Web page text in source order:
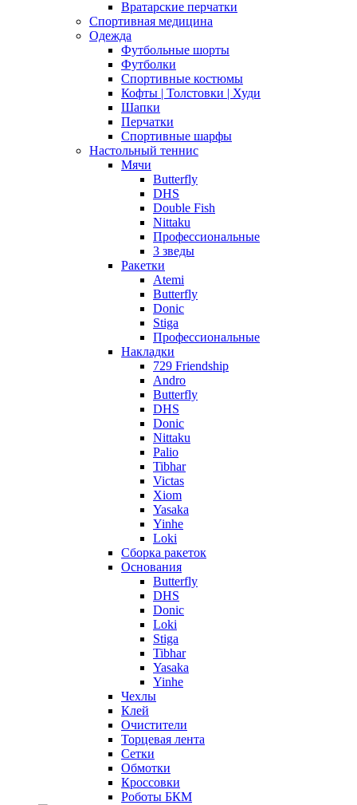
Вратарские перчатки
Спортивная медицина
Одежда
Футбольные шорты
Футболки
Спортивные костюмы
Кофты | Толстовки | Худи
Шапки
Перчатки
Спортивные шарфы
Настольный теннис
Мячи
Butterfly
DHS
Double Fish
Nittaku
Профессиональные
3 зведы
Ракетки
Atemi
Butterfly
Donic
Stiga
Профессиональные
Накладки
729 Friendship
Andro
Butterfly
DHS
Donic
Nittaku
Palio
Tibhar
Victas
Xiom
Yasaka
Yinhe
Loki
Сборка ракеток
Основания
Butterfly
DHS
Donic
Loki
Stiga
Tibhar
Yasaka
Yinhe
Чехлы
Клей
Очистители
Торцевая лента
Сетки
Обмотки
Кроссовки
Роботы БКМ